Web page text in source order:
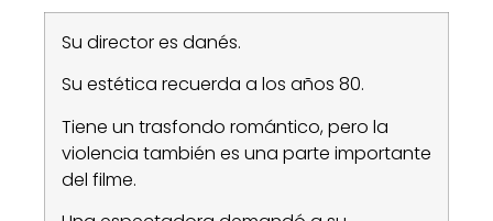
Su director es danés.
Su estética recuerda a los años 80.
Tiene un trasfondo romántico, pero la
violencia también es una parte importante
del filme.